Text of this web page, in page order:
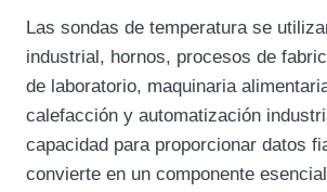
Las sondas de temperatura se
industrial, hornos, procesos de
de laboratorio, maquinaria
calefacción y automatización
capacidad para proporcionar datos
convierte en un componente